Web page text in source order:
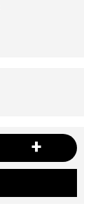
+